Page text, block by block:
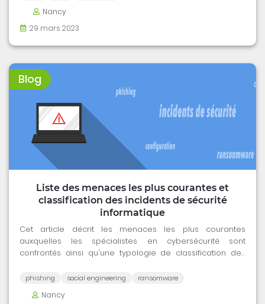
Nancy
29 mars 2023
Blog
Liste des menaces les plus courantes et
classification des incidents de sécurité
informatique
Cet article décrit les menaces les plus courantes
auxquelles les spécialistes en cybersécurité sont
confrontés ainsi qu'une typologie de classification des
phishing social engineering ransomware
Nancy